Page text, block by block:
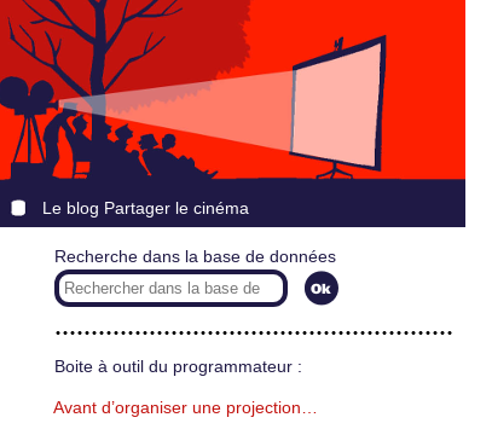
Le blog Partager le cinéma
Recherche dans la base de données
Boite à outil du programmateur :
Avant d’organiser une projection…